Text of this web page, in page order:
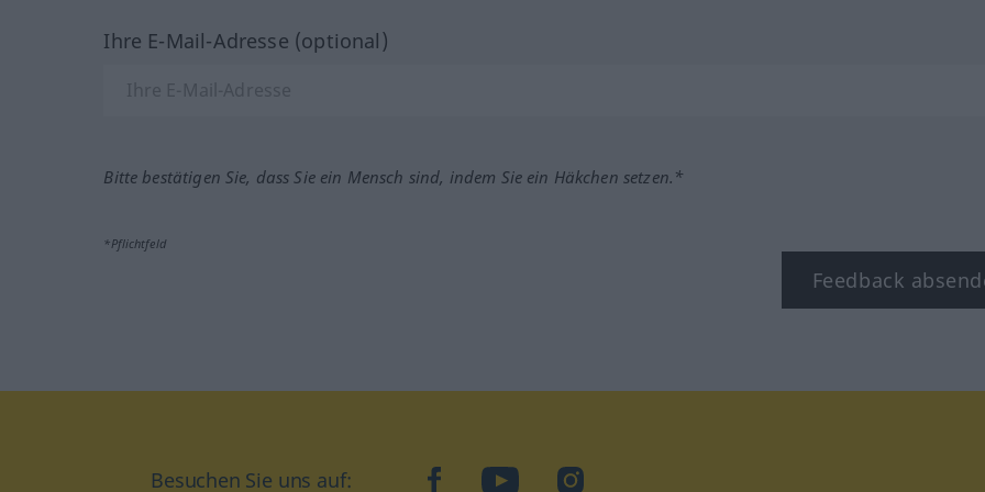
Ihre E-Mail-Adresse (optional)
Bitte bestätigen Sie, dass Sie ein Mensch sind, indem Sie ein Häkchen setzen.*
*Pflichtfeld
Feedback
Besuchen Sie uns auf: facebookYouTubeInstagram